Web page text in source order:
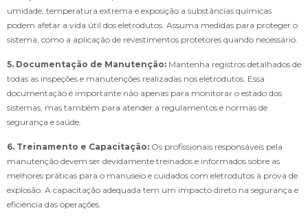
umidade, temperatura extrema e exposição a substâncias químicas
podem afetar a vida útil dos eletrodutos. Assuma medidas para proteger o
sistema, como a aplicação de revestimentos protetores quando necessário.
5. Documentação de Manutenção: Mantenha registros detalhados de
todas as inspeções e manutenções realizadas nos eletrodutos. Essa
documentação é importante não apenas para monitorar o estado dos
sistemas, mas também para atender a regulamentos e normas de
segurança e saúde.
6. Treinamento e Capacitação: Os profissionais responsáveis pela
manutenção devem ser devidamente treinados e informados sobre as
melhores práticas para o manuseio e cuidados com eletrodutos à prova de
explosão. A capacitação adequada tem um impacto direto na segurança e
eficiência das operações.